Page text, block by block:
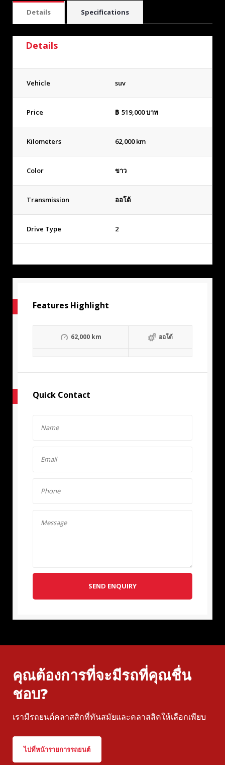
Details Specifications
Details
Vehicle suv
Price ฿ 519,000บาท
Kilometers 62,000 km
Color ขาว
Transmission ออโต้
Drive Type 2
Features Highlight
62,000 km ออโต้
Quick Contact
SEND ENQUIRY
คุณต้องการที่จะมีรถที่คุณชื่น
ชอบ?
เรามีรถยนต์คลาสสิกที่ทันสมัยและคลาสสิคให้เลือกเพียบ
ไปที่หน้ารายการรถยนต์